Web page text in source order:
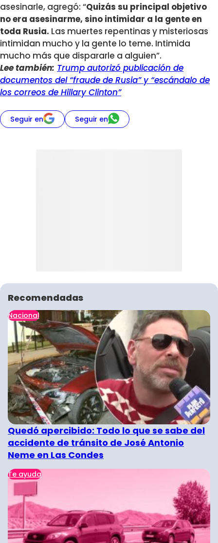
asesinarle, agregó: “Quizás su principal objetivo
no era asesinarme, sino intimidar a la gente en
toda Rusia. Las muertes repentinas y misteriosas
intimidan mucho y la gente lo teme. Intimida
mucho más que dispararle a alguien”.
Lee también: Trump autorizó publicación de
documentos del “fraude de Rusia” y “escándalo de
los correos de Hillary Clinton”
Seguir en Seguir en
Recomendadas
Nacional
Quedó apercibido: Todo lo que se sabe del
accidente de tránsito de José Antonio
Neme en Las Condes
Te ayuda